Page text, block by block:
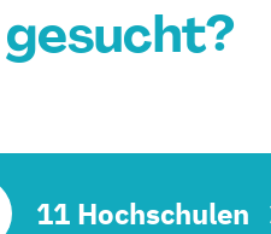
11 Hochschulen